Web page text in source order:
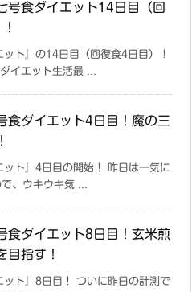
号食ダイエット14日目（回
ット』の14日目（回復食4日目）！
イエット生活最 ...
食ダイエット4日目！魔の三
ット』4日目の開始！ 昨日は一気に
、ウキウキ気 ...
食ダイエット8日目！玄米煎
目指す！
ット』8日目！ ついに昨日の計測で